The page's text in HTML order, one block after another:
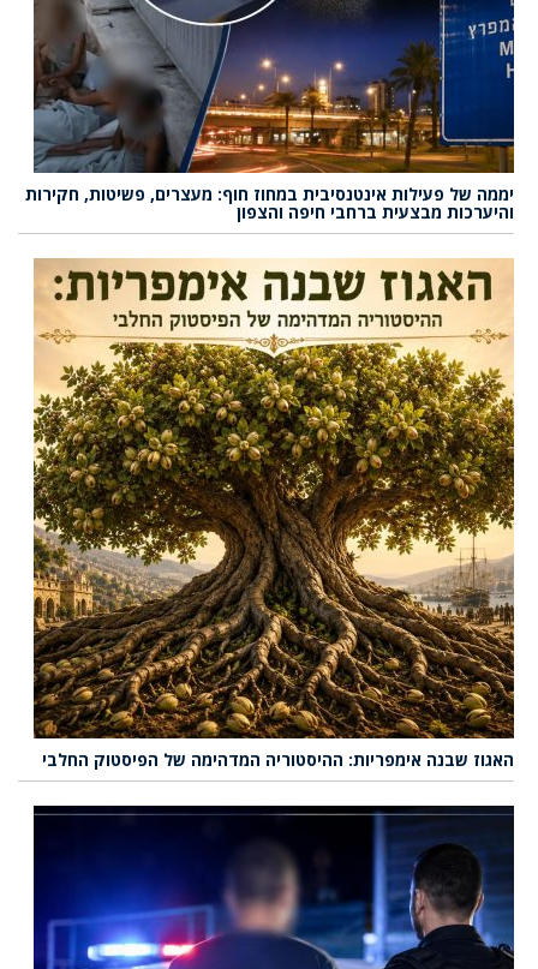
יממה של פעילות אינטנסיבית במחוז חוף: מעצרים, פשיטות, חקירות
והיערכות מבצעית ברחבי חיפה והצפון
האגוז שבנה אימפריות: ההיסטוריה המדהימה של הפיסטוק החלבי